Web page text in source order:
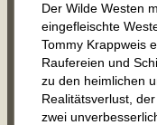
Der Wilde Westen
eingefleischte
Tommy Krappweis
Raufereien und
zu den heimlichen
Realitätsverlust,
zwei